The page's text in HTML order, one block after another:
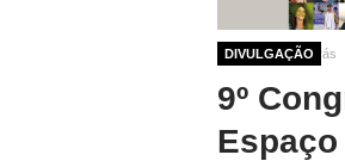
DIVULGAÇÃO
1 ano 3 meses atrás
9º
Espaço